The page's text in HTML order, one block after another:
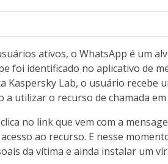
ativos, o WhatsApp é um
foi identificado no aplicativo de
Kaspersky Lab, o usuário recebe
a utilizar o recurso de chamada
no link que vem com a
ao recurso. E nesse
da vítima e ainda instalar um